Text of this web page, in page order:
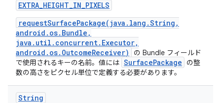
EXTRA_HEIGHT_IN_PIXELS
requestSurfacePackage(java.lang.String,
android.os.Bundle,
java.util.concurrent.Executor,
android.os.OutcomeReceiver)
の Bundle フィールド
で使用されるキーの名前。値には SurfacePackage
の整
数の高さをピクセル単位で定義する必要があります。
String